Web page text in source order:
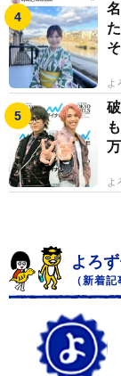
ガッチ：多くの
います。アホみ
ミ）を使ったり
る限り絵図に
デルガンです
なか凄い再現」
このポストは
来馬に興味をも
よ
よ
よろ
（新着記